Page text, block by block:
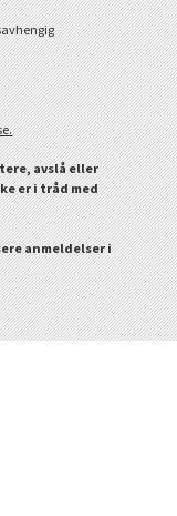
avslå eller
er i tråd med
anmeldelser i